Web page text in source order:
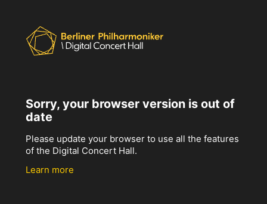
Sorry, your browser version is out of
date
Please update your browser to use all the features
of the Digital Concert Hall.
Learn more